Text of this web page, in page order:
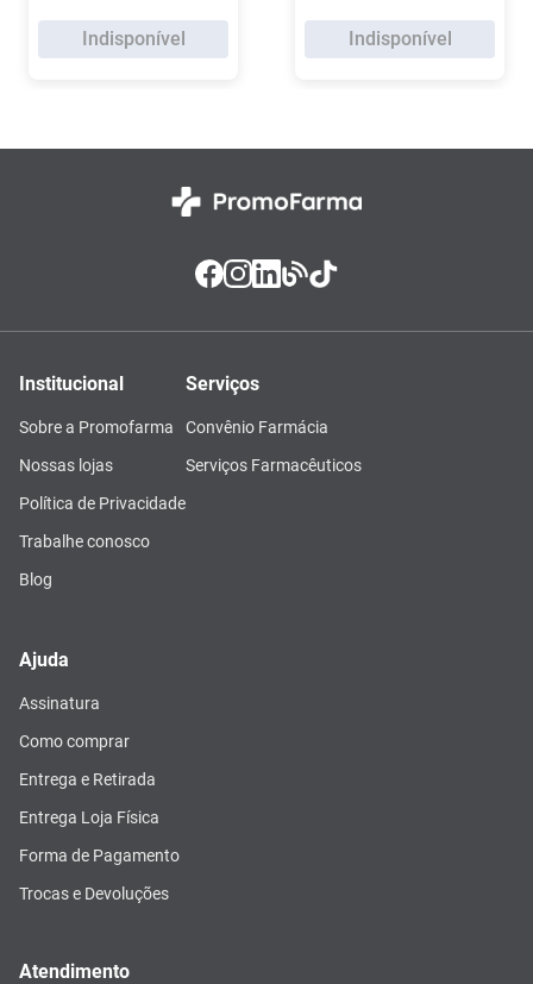
Indisponível Indisponível
Institucional
Sobre a Promofarma
Nossas lojas
Política de Privacidade
Trabalhe conosco
Blog
Serviços
Convênio Farmácia
Serviços Farmacêuticos
Ajuda
Assinatura
Como comprar
Entrega e Retirada
Entrega Loja Física
Forma de Pagamento
Trocas e Devoluções
Atendimento